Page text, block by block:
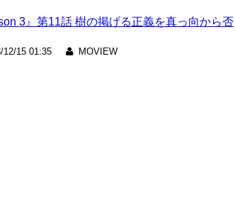
3』第11話 樹の掲げる正義を真っ向から否
12/15 01:35 MOVIEW